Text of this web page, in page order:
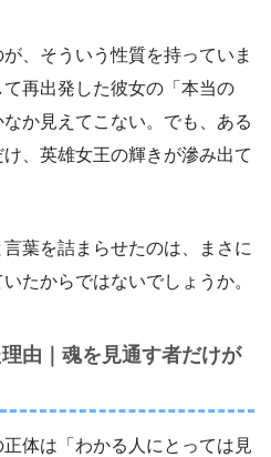
、そういう性質を持っていま
再出発した彼女の「本当の
か見えてこない。でも、ある
、英雄女王の輝きが滲み出て
葉を詰まらせたのは、まさに
たからではないでしょうか。
由｜魂を見通す者だけが
体は「わかる人にとっては見